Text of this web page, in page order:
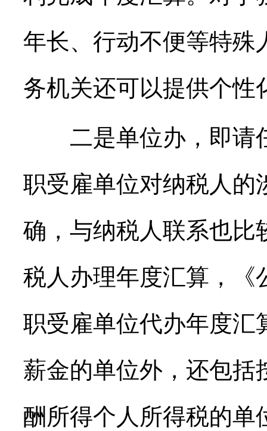
年长、行动不便等特殊
务机关还可以提供个性
二是单位办，即请
职受雇单位对纳税人的
确，与纳税人联系也比
税人办理年度汇算，《
职受雇单位代办年度汇
薪金的单位外，还包括
酬所得个人所得税的单